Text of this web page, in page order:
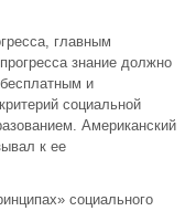
главным
знание должно
и
социальной
Американский
к ее
социального